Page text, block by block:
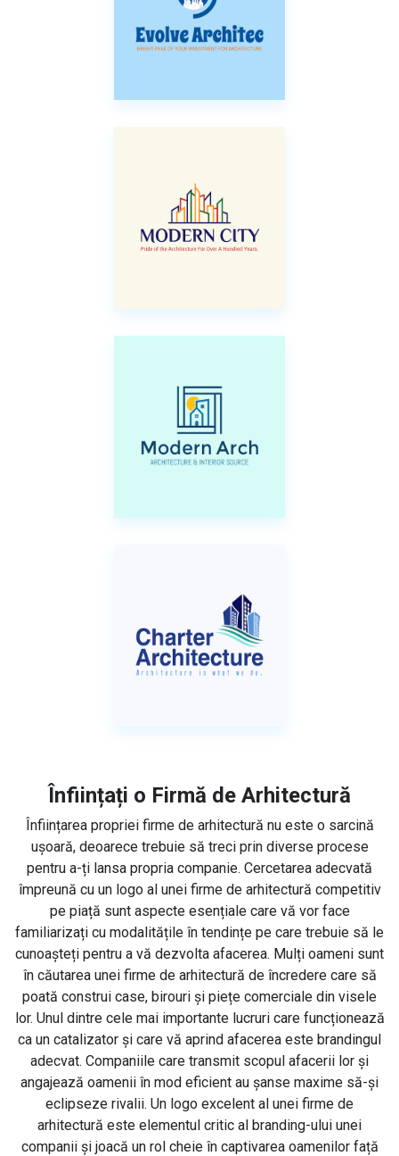
Înființați o Firmă de Arhitectură
Înființarea propriei firme de arhitectură nu este o sarcină
ușoară, deoarece trebuie să treci prin diverse procese
pentru a-ți lansa propria companie. Cercetarea adecvată
împreună cu un logo al unei firme de arhitectură competitiv
pe piață sunt aspecte esențiale care vă vor face
familiarizați cu modalitățile în tendințe pe care trebuie să le
cunoașteți pentru a vă dezvolta afacerea. Mulți oameni sunt
în căutarea unei firme de arhitectură de încredere care să
poată construi case, birouri și piețe comerciale din visele
lor. Unul dintre cele mai importante lucruri care funcționează
ca un catalizator și care vă aprind afacerea este brandingul
adecvat. Companiile care transmit scopul afacerii lor și
angajează oamenii în mod eficient au șanse maxime să-și
eclipseze rivalii. Un logo excelent al unei firme de
arhitectură este elementul critic al branding-ului unei
companii și joacă un rol cheie în captivarea oamenilor față